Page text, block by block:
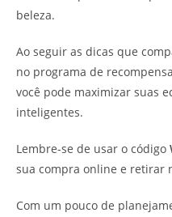
beleza.
Ao seguir as dicas que
no programa de
você pode maximizar suas
inteligentes.
Lembre-se de usar o código
sua compra online e retirar
Com um pouco de